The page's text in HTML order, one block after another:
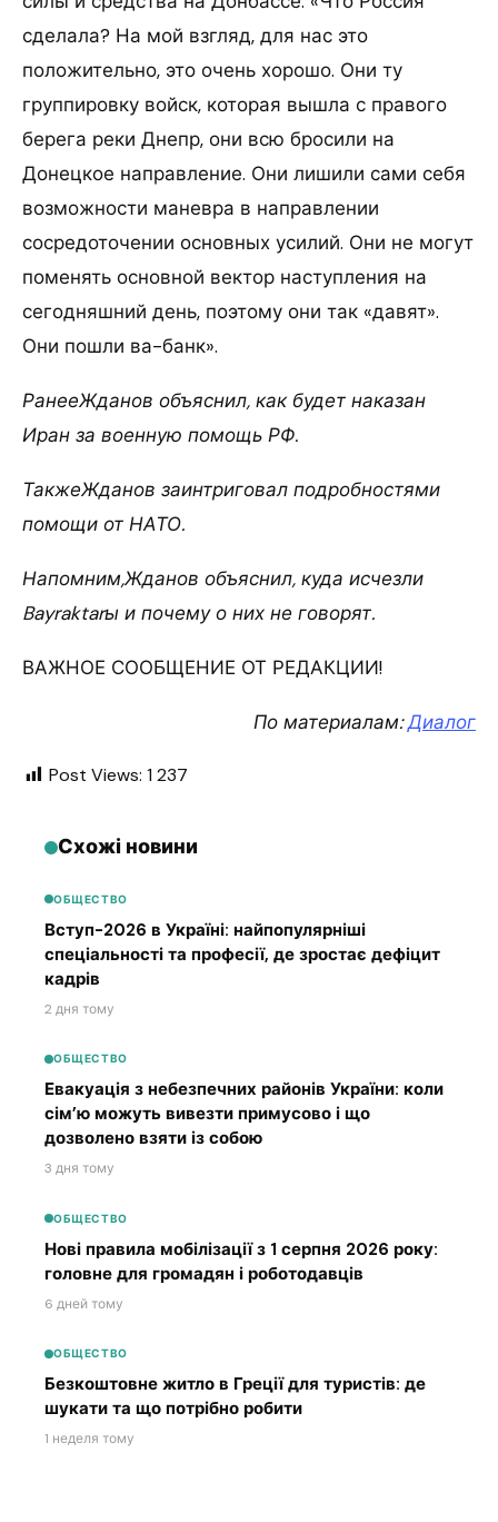
сделала? На мой взгляд, для нас это
положительно, это очень хорошо. Они ту
группировку войск, которая вышла с правого
берега реки Днепр, они всю бросили на
Донецкое направление. Они лишили сами себя
возможности маневра в направлении
сосредоточении основных усилий. Они не могут
поменять основной вектор наступления на
сегодняшний день, поэтому они так «давят».
Они пошли ва-банк».
РанееЖданов объяснил, как будет наказан
Иран за военную помощь РФ.
ТакжеЖданов заинтриговал подробностями
помощи от НАТО.
Напомним,Жданов объяснил, куда исчезли
Bayraktarы и почему о них не говорят.
ВАЖНОЕ СООБЩЕНИЕ ОТ РЕДАКЦИИ!
По материалам:Диалог
Post Views: 1 237
Схожі новини
ОБЩЕСТВО
Вступ-2026 в Україні: найпопулярніші
спеціальності та професії, де зростає дефіцит
кадрів
2 дня тому
ОБЩЕСТВО
Евакуація з небезпечних районів України: коли
сім’ю можуть вивезти примусово і що
дозволено взяти із собою
3 дня тому
ОБЩЕСТВО
Нові правила мобілізації з 1 серпня 2026 року:
головне для громадян і роботодавців
6 дней тому
ОБЩЕСТВО
Безкоштовне житло в Греції для туристів: де
шукати та що потрібно робити
1 неделя тому